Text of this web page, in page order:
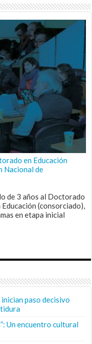
en Educación
Nacional de
de 3 años al Doctorado
(consorciado),
en etapa inicial
paso decisivo
Un encuentro cultural